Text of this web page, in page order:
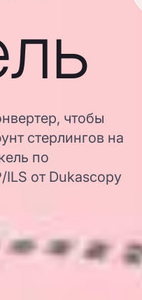
чтобы
стерлингов на
по
ILS от Dukascopy